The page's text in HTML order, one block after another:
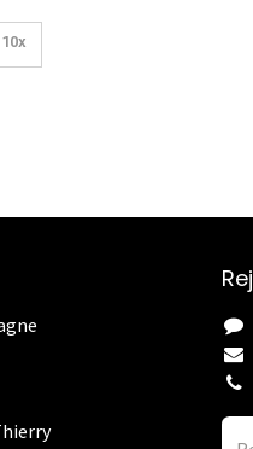
disponibles
10x
de paiement sélectionné